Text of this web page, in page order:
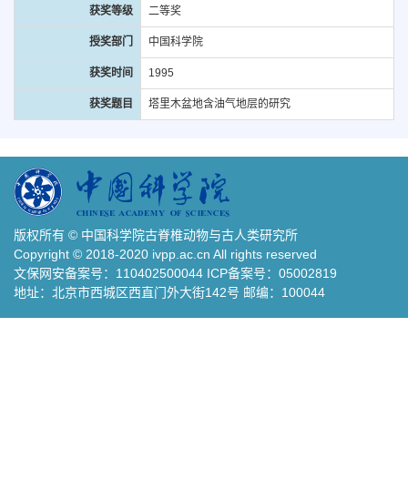
获奖等级 二等奖
授奖部门 中国科学院
获奖时间 1995
获奖题目 塔里木盆地含油气地层的研究
版权所有 © 中国科学院古脊椎动物与古人类研究所
Copyright © 2018-2020 ivpp.ac.cn All rights reserved
文保网安备案号：110402500044 ICP备案号：05002819
地址：北京市西城区西直门外大街142号 邮编：100044